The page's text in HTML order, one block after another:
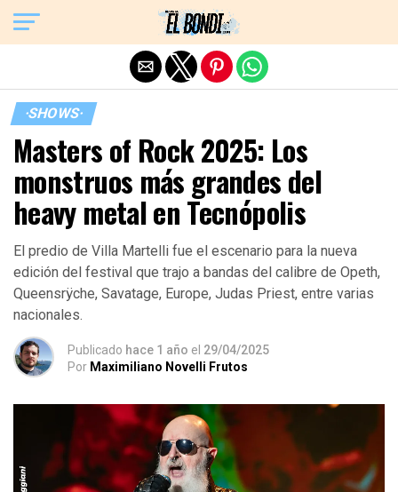
·SHOWS·
Masters of Rock 2025: Los
monstruos más grandes del
heavy metal en Tecnópolis
El predio de Villa Martelli fue el escenario para la nueva
edición del festival que trajo a bandas del calibre de Opeth,
Queensrÿche, Savatage, Europe, Judas Priest, entre varias
nacionales.
Publicado hace 1 año el 29/04/2025
Por Maximiliano Novelli Frutos
Exit mobile version